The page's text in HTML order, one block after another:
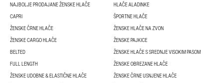
NAJBOLJE PRODAJANE ŽENSKE HLAČE
HLAČE ALADINKE
CAPRI
ŠPORTNE HLAČE
ŽENSKE ČRNE HLAČE
ŽENSKE HLAČE NA ZVON
ŽENSKE CARGO HLAČE
ŽENSKE PAJKICE
BELTED
ŽENSKE HLAČE S SREDNJE VISOKIM PASOM
FULL LENGTH
ŽENSKE OBREZANE HLAČE
ŽENSKE UDOBNE & ELASTIČNE HLAČE
ŽENSKE ČRNE USNJENE HLAČE